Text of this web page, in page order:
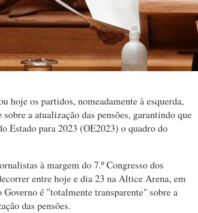
hoje os partidos, nomeadamente à esquerda,
a atualização das pensões, garantindo que
Estado para 2023 (OE2023) o quadro do
à margem do 7.º Congresso dos
entre hoje e dia 23 na Altice Arena, em
é "totalmente transparente" sobre a
das pensões.